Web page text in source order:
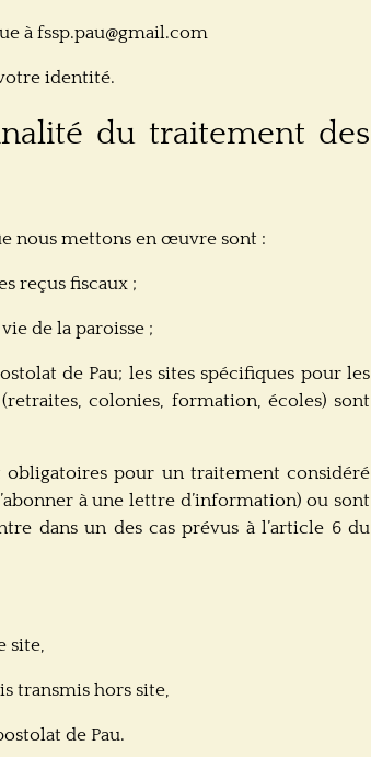
à fssp.pau@gmail.com
identité.
du traitement des
nous mettons en œuvre sont :
reçus fiscaux ;
de la paroisse ;
de Pau; les sites spécifiques pour les
colonies, formation, écoles) sont
pour un traitement considéré
à une lettre d’information) ou sont
dans un des cas prévus à l’article 6 du
site,
transmis hors site,
de Pau.